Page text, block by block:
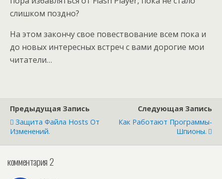
слишком поздно?
На этом закончу свое повествование всем пока и
до новых интересных встреч с вами дорогие мои
читатели…
Предыдущая Запись
Защита Файла Hosts От
Изменений.
Следующая Запись
Как Работают Программы-
Шпионы.
комментария 2